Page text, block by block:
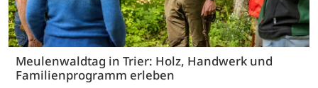
Meulenwaldtag in Trier: Holz, Handwerk und
Familienprogramm erleben